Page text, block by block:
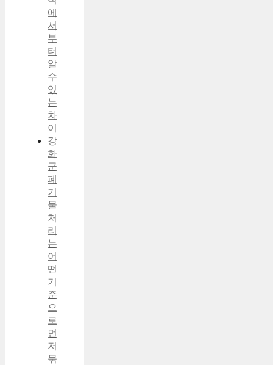
에
서
부
터
알
수
있
는
차
이
강
화
군
폐
기
물
처
리
는
어
떤
기
준
으
로
먼
저
묶